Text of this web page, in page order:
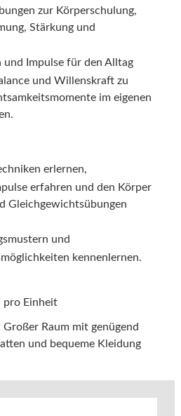
zur Körperschulung,
Stärkung und
und Impulse für den Alltag
und Willenskraft zu
im eigenen
erlernen,
erfahren und den Körper
Gleichgewichtsübungen
und
kennenlernen.
pro Einheit
Großer Raum mit genügend
und bequeme Kleidung